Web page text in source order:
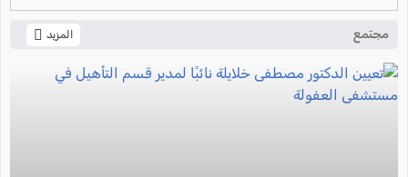
ترتيب الدوري الايطالي
مجتمع المزيد